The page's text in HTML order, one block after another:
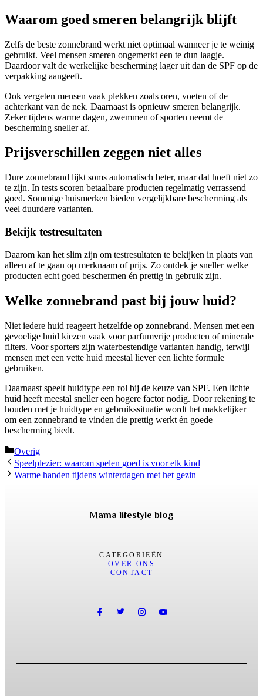
Waarom goed smeren belangrijk blijft
Zelfs de beste zonnebrand werkt niet optimaal wanneer je te weinig
gebruikt. Veel mensen smeren ongemerkt een te dun laagje.
Daardoor valt de werkelijke bescherming lager uit dan de SPF op de
verpakking aangeeft.
Ook vergeten mensen vaak plekken zoals oren, voeten of de
achterkant van de nek. Daarnaast is opnieuw smeren belangrijk.
Zeker tijdens warme dagen, zwemmen of sporten neemt de
bescherming sneller af.
Prijsverschillen zeggen niet alles
Dure zonnebrand lijkt soms automatisch beter, maar dat hoeft niet zo
te zijn. In tests scoren betaalbare producten regelmatig verrassend
goed. Sommige huismerken bieden vergelijkbare bescherming als
veel duurdere varianten.
Bekijk testresultaten
Daarom kan het slim zijn om testresultaten te bekijken in plaats van
alleen af te gaan op merknaam of prijs. Zo ontdek je sneller welke
producten echt goed beschermen én prettig in gebruik zijn.
Welke zonnebrand past bij jouw huid?
Niet iedere huid reageert hetzelfde op zonnebrand. Mensen met een
gevoelige huid kiezen vaak voor parfumvrije producten of minerale
filters. Voor sporters zijn waterbestendige varianten handig, terwijl
mensen met een vette huid meestal liever een lichte formule
gebruiken.
Daarnaast speelt huidtype een rol bij de keuze van SPF. Een lichte
huid heeft meestal sneller een hogere factor nodig. Door rekening te
houden met je huidtype en gebruikssituatie wordt het makkelijker
om een zonnebrand te vinden die prettig werkt én goede
bescherming biedt.
Categorieën
Overig
Speelplezier: waarom spelen goed is voor elk kind
Warme handen tijdens winterdagen met het gezin
Mama lifestyle blog
CATEGORIEËN
OVER ONS
CONTACT